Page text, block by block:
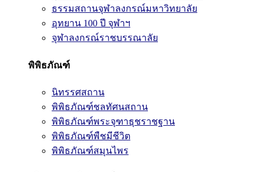
ธรรมสถานจุฬาลงกรณ์มหาวิทยาลัย
อุทยาน 100 ปี จุฬาฯ
จุฬาลงกรณ์ราชบรรณาลัย
พิพิธภัณฑ์
นิทรรศสถาน
พิพิธภัณฑ์ชลทัศนสถาน
พิพิธภัณฑ์พระจุฑาธุชราชฐาน
พิพิธภัณฑ์พืชมีชีวิต
พิพิธภัณฑ์สมุนไพร